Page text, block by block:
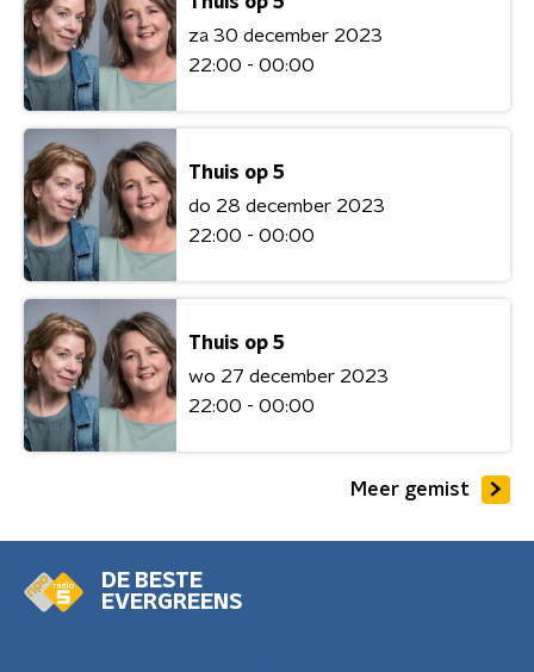
za 30 december 2023
22:00 - 00:00
Thuis op 5
do 28 december 2023
22:00 - 00:00
Thuis op 5
wo 27 december 2023
22:00 - 00:00
Meer gemist
DE BESTE
EVERGREENS